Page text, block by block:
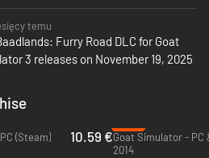
koza, proszę bardzo! W Goat Simulator
do gry w lokalnym lub sieciowym
w minigry i w sumie to nawet przestać
jest sporo opcji personalizacji, więc
przyjdą ubrani tak samo jak ty.
temu
Furry Road DLC for Goat
3 releases on November 19, 2025
(Steam)
10.59 €Goat Simulator - PC
2014